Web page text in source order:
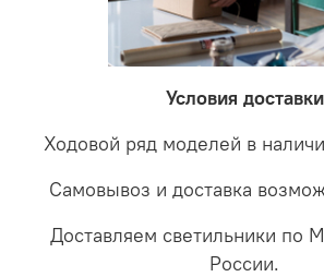
светильники на экспертизу
проверки будет выясненная причина
соотношении с светодиодными. В
LED светильники не только
забудете что такое тусклость и
Условия доставки
Ходовой ряд моделей в
Самовывоз и доставка
Доставляем светильники по
России.